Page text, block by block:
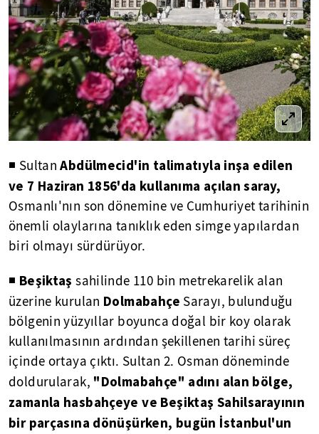
◾ SultanAbdülmecid'in talimatıyla inşa edilen
ve 7 Haziran 1856'da kullanıma açılan saray,
Osmanlı'nın son dönemine ve Cumhuriyet tarihinin
önemli olaylarına tanıklık eden simge yapılardan
biri olmayı sürdürüyor.
◾ Beşiktaş sahilinde 110 bin metrekarelik alan
üzerine kurulan Dolmabahçe Sarayı, bulunduğu
bölgenin yüzyıllar boyunca doğal bir koy olarak
kullanılmasının ardından şekillenen tarihi süreç
içinde ortaya çıktı. Sultan 2. Osman döneminde
doldurularak, "Dolmabahçe" adını alan bölge,
zamanla hasbahçeye ve Beşiktaş Sahilsarayının
bir parçasına dönüşürken, bugün İstanbul'un